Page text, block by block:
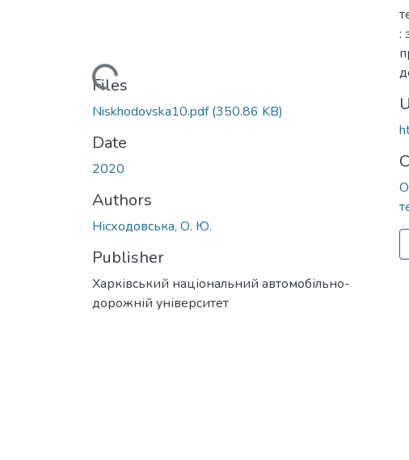
Loading...
Files
Niskhodovska10.pdf(350.86 KB)
Date
2020
Authors
Нісходовська, О. Ю.
Publisher
Харківський національний автомобільно-
дорожній університет
: